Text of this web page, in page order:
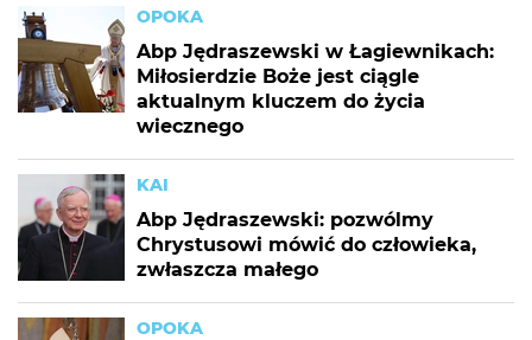
OPOKA
Abp Jędraszewski w Łagiewnikach:
Miłosierdzie Boże jest ciągle
aktualnym kluczem do życia
wiecznego
KAI
Abp Jędraszewski: pozwólmy
Chrystusowi mówić do człowieka,
zwłaszcza małego
OPOKA